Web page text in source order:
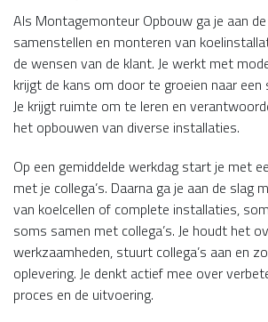
Als Montagemonteur Opbouw ga je aan
samenstellen en monteren van
de wensen van de klant. Je werkt met
krijgt de kans om door te groeien naar een
Je krijgt ruimte om te leren en
het opbouwen van diverse installaties.
Op een gemiddelde werkdag start je met
met je collega’s. Daarna ga je aan de slag
van koelcellen of complete installaties,
soms samen met collega’s. Je houdt het
werkzaamheden, stuurt collega’s aan en
oplevering. Je denkt actief mee over
proces en de uitvoering.